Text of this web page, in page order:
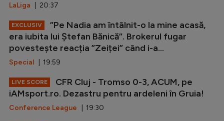
LaLiga | 20:37
EXCLUSIV
”Pe Nadia am întâlnit-o la mine acasă,
era iubita lui Ștefan Bănică”. Brokerul fugar
povestește reacția ”Zeiței” când i-a...
Special | 19:59
LIVE SCORE
CFR Cluj - Tromso 0-3, ACUM, pe
iAMsport.ro. Dezastru pentru ardeleni în Gruia!
Conference League | 19:30